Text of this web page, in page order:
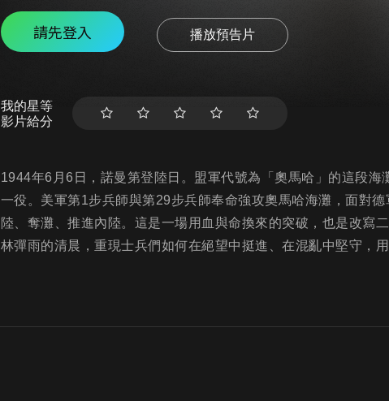
請先登入 播放預告片
我的星等
影片給分
1944年6月6日，諾曼第登陸日。盟軍代號為「奧馬哈」的這段
一役。美軍第1步兵師與第29步兵師奉命強攻奧馬哈海灘，面對
陸、奪灘、推進內陸。這是一場用血與命換來的突破，也是改寫
林彈雨的清晨，重現士兵們如何在絕望中挺進、在混亂中堅守，